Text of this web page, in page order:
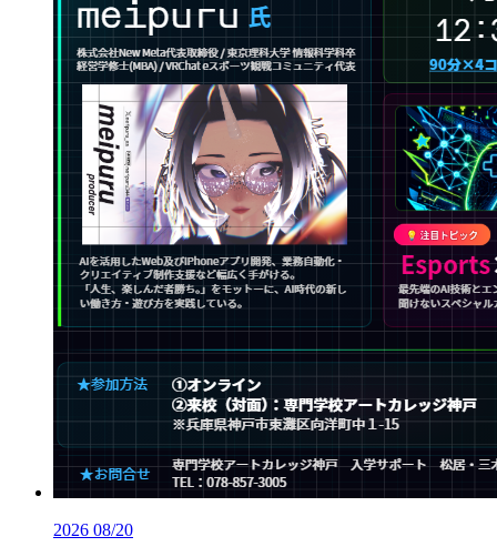
2026 08/20